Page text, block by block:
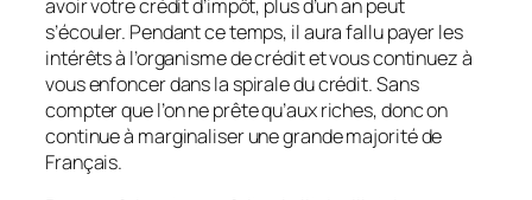
avoir votre crédit d’impôt, plus d’un an peut
s’écouler. Pendant ce temps, il aura fallu payer les
intérêts à l’organisme de crédit et vous continuez à
vous enfoncer dans la spirale du crédit. Sans
compter que l’on ne prête qu’aux riches, donc on
continue à marginaliser une grande majorité de
Français.